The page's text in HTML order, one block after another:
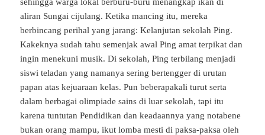
aliran Sungai cijulang. Ketika mancing itu, mereka
berbincang perihal yang jarang: Kelanjutan sekolah Ping.
Kakeknya sudah tahu semenjak awal Ping amat terpikat dan
ingin menekuni musik. Di sekolah, Ping terbilang menjadi
siswi teladan yang namanya sering bertengger di urutan
papan atas kejuaraan kelas. Pun beberapakali turut serta
dalam berbagai olimpiade sains di luar sekolah, tapi itu
karena tuntutan Pendidikan dan keadaannya yang notabene
bukan orang mampu, ikut lomba mesti di paksa-paksa oleh